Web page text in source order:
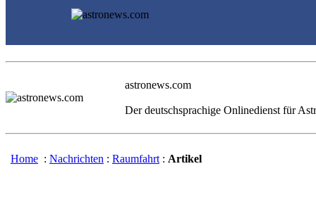
astronews.com
Der deutschsprachige Onlinedienst für
Home : Nachrichten : Raumfahrt : Artikel